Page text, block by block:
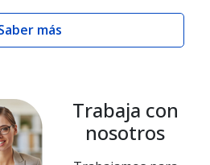
más
Trabaja con
nosotros